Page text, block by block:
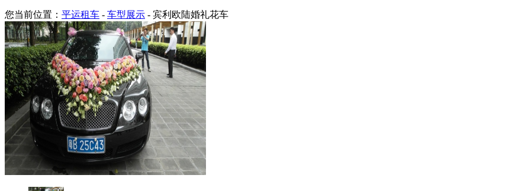
您当前位置： 平运租车 - 车型展示 - 宾利欧陆婚礼花车